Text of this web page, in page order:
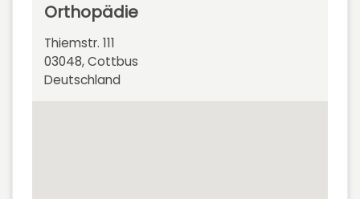
Orthopädie
Thiemstr. 111
03048, Cottbus
Deutschland